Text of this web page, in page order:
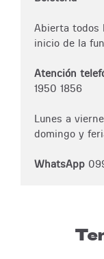
Abierta todos
inicio de la
Atención
1950 1856
Lunes a
domingo y
WhatsApp